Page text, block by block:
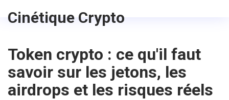
Cinétique Crypto
Token crypto : ce qu'il faut
savoir sur les jetons, les
airdrops et les risques réels